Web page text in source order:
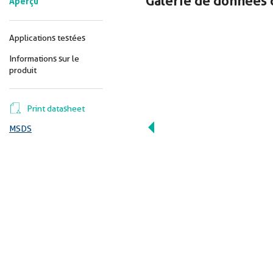
Applications testées
Informations sur le
produit
Print datasheet
MSDS